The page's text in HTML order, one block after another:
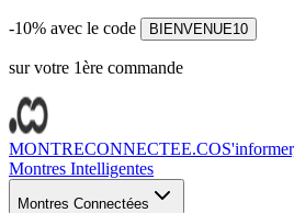
-10% avec le code BIENVENUE10
sur votre 1ère commande
MONTRECONNECTEE.CO
Montres Intelligentes
Montres Connectées